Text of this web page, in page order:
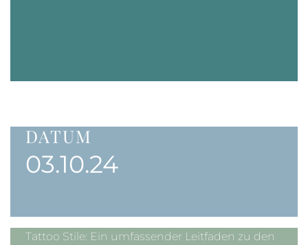
DATUM
03.10.24
Tattoo Stile: Ein umfassender Leitfaden zu den